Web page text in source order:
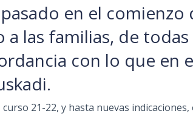
en el
las familias, de
con lo que en
21-22, y hasta nuevas indicaciones,